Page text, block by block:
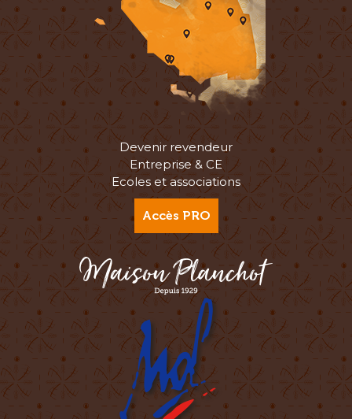
Devenir revendeur
Entreprise & CE
Ecoles et associations
Accès PRO